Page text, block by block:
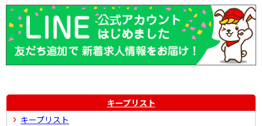
キープリスト
キープリスト